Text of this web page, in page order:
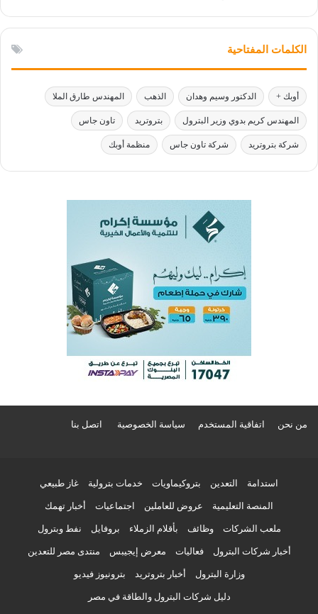
الكلمات المفتاحية
أوبك + الدكتور وسيم وهدان الذهب المهندس طارق الملا
المهندس كريم بدوي وزير البترول بتروتريد تاون جاس
شركة بتروتريد شركة تاون جاس منظمة أوبك
من نحن اتفاقية المستخدم سياسة الخصوصية اتصل بنا
استدامة التعدين بتروكيماويات خدمات بترولية غاز طبيعي
المنصة التعليمية عروض للعاملين اجتماعيات أخبار تهمك
ملعب الشركات وظائف بأقلام الزملاء بروفايل نفط وبترول
أخبار شركات البترول فعاليات معرض إيجيبس منتدى مصر للتعدين
وزارة البترول أخبار بتروتريد بترونيوز فيديو
دليل شركات البترول والطاقة في مصر